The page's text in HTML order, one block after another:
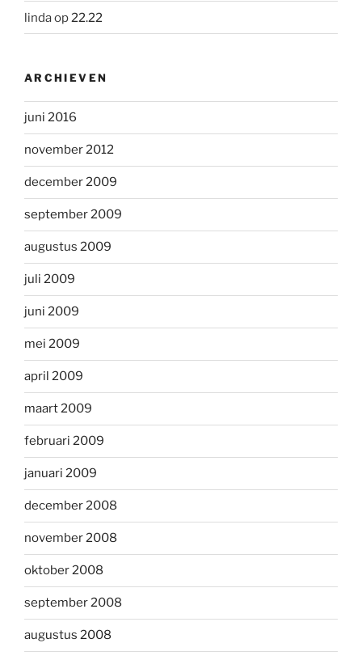
lindaop22.22
ARCHIEVEN
juni 2016
november 2012
december 2009
september 2009
augustus 2009
juli 2009
juni 2009
mei 2009
april 2009
maart 2009
februari 2009
januari 2009
december 2008
november 2008
oktober 2008
september 2008
augustus 2008